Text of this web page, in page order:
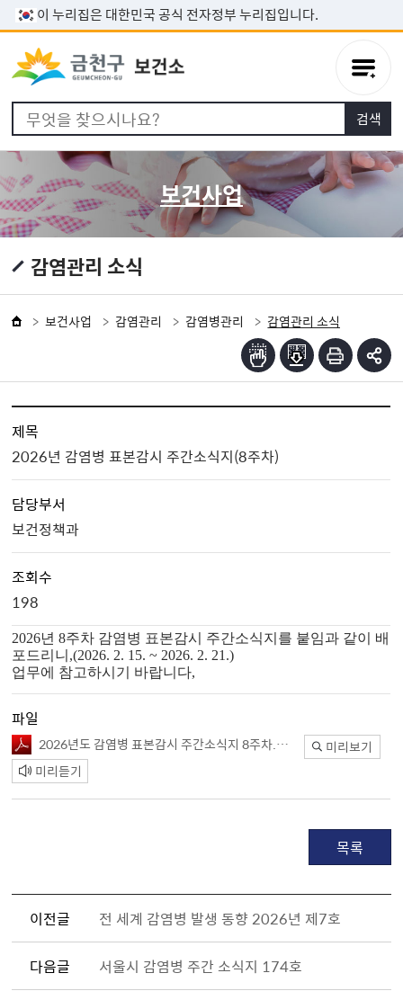
본문 바로가기
이 누리집은 대한민국 공식 전자정부 누리집입니다.
보건사업
감염관리 소식
보건사업 감염관리 감염병관리 감염관리 소식
제목
2026년 감염병 표본감시 주간소식지(8주차)
담당부서
보건정책과
조회수
198
2026년 8주차 감염병 표본감시 주간소식지를 붙임과 같이 배
포드리니,(2026. 2. 15. ~ 2026. 2. 21.)
업무에 참고하시기 바랍니다,
파일
2026년도 감염병 표본감시 주간소식지 8주차.pdf
미리보기
미리듣기
목록
이전글 전 세계 감염병 발생 동향 2026년 제7호
다음글 서울시 감염병 주간 소식지 174호